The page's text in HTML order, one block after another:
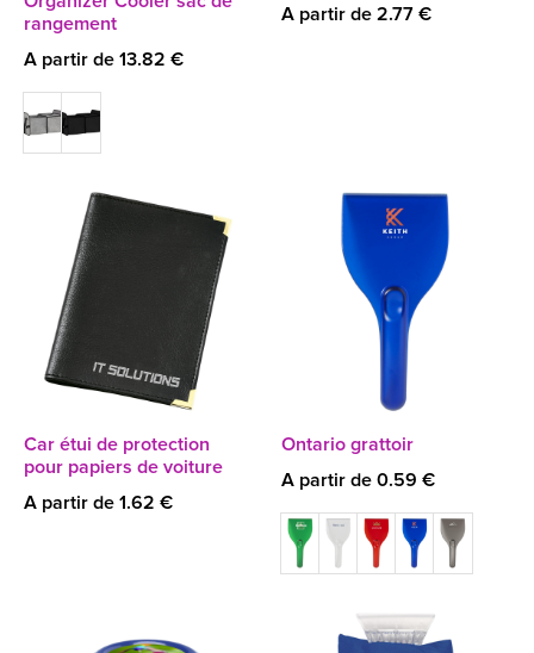
rangement
A partir de 13.82 €
A partir de 2.77 €
Car étui de protection
pour papiers de voiture
A partir de 1.62 €
Ontario grattoir
A partir de 0.59 €